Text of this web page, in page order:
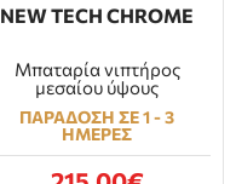
NEW TECH CHROME
Μπαταρία νιπτήρος
μεσαίου ύψους
ΠΑΡΑΔΟΣΗ ΣΕ 1 - 3
ΗΜΕΡΕΣ